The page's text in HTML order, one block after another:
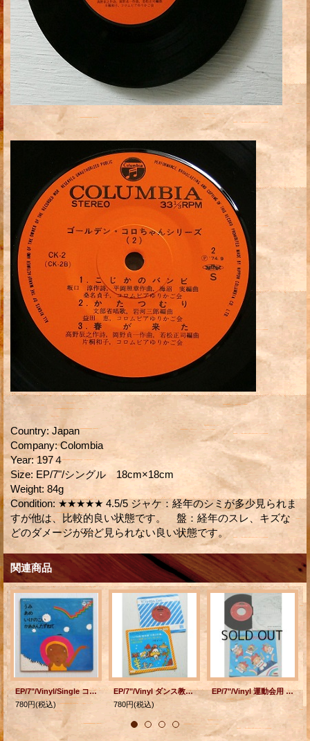
Country: Japan
Company: Colombia
Year: 197４
Size: EP/7"/シングル 18cm×18cm
Weight: 84g
Condition: ★★★★★ 4.5/5 ジャケ：経年のシミが多少見られま
すが他は、比較的良い状態です。 盤：経年のスレ、キズな
どのダメージが殆ど見られない良い状態です。
関連商品
EP/7"/Vinyl/Single コロちゃんデラックスシリーズ うみ/あめ/いけのこい/かあさんたずねて 久保木幸子、鷹取淑子(ピアノ）、桑名貞子、井上裕子、西六郷少年合唱団 絵：伊藤鉱治 (1971) Colombia 見開き歌詞カード（絵本タイプ）/赤盤/振付解説(見開き）
780円(税込)
EP/7"/Vinyl ダンス教材（運動会用） くらげ体操/棒体操「大男の行進」 ありんこ体操「おつかいありさん」 小鳥の体操 睦哲也/松山祐士/團伊玖磨/岩井直溥 ニュー・アンサンブル・オーケストラ ロイヤル・アンサンブル 監修・振付 睦哲也 (1979) Toshiba
780円(税込)
EP/7"/Vinyl 運動会用 昭和57年全国選抜高等学校野球大会マーチ ルビーの指環” (行進曲） クシコス ポスト ポリドール・ブラスオーケストラ (1982) Polydor